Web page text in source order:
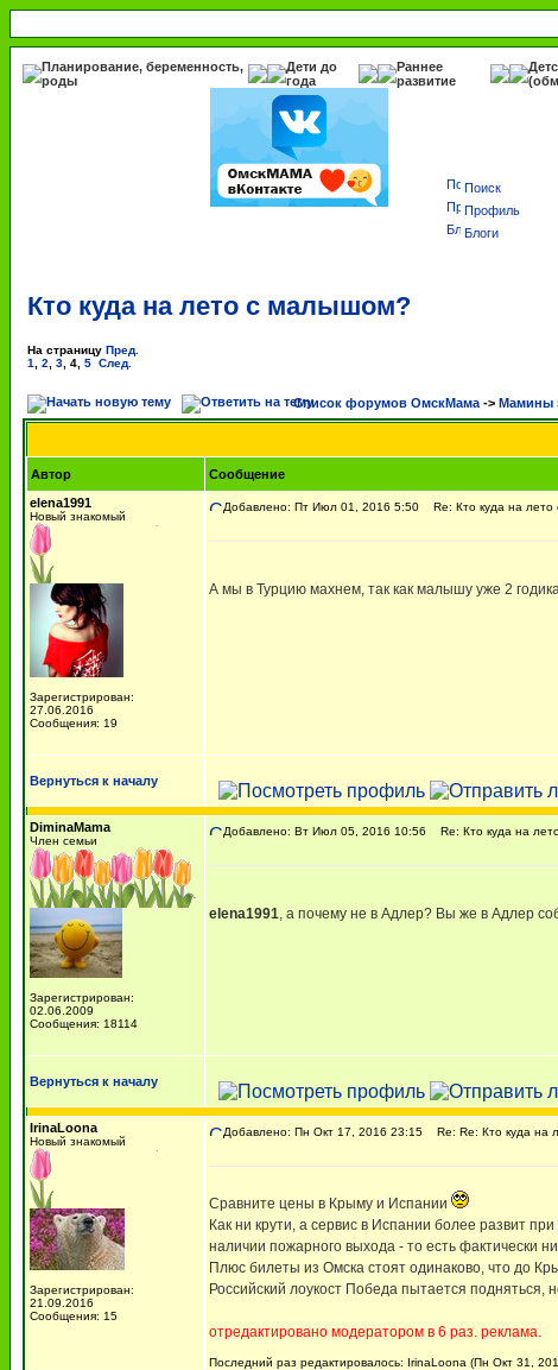
Планирование, беременность,
роды
Дети до
года
Раннее
развитие
Поиск
Профиль
Блоги
Кто куда на лето с малышом?
На страницу Пред.
1
2 3 4 5 След.
Список форумов ОмскМама -> Мамины
Автор
Сообщение
elena1991
Новый знакомый
Зарегистрирован:
27.06.2016
Сообщения: 19
Добавлено: Пт Июл 01, 2016 5:50 Re: Кто куда на
А мы в Турцию махнем, так как малышу уже 2
Вернуться к началу
DiminaMama
Член семьи
Зарегистрирован:
02.06.2009
Сообщения: 18114
Добавлено: Вт Июл 05, 2016 10:56 Re: Кто куда на
elena1991, а почему не в Адлер? Вы же в Адлер
Вернуться к началу
IrinaLoona
Новый знакомый
Зарегистрирован:
21.09.2016
Сообщения: 15
Добавлено: Пн Окт 17, 2016 23:15 Re: Re: Кто куда на
Сравните цены в Крыму и Испании
Как ни крути, а сервис в Испании более развит
наличии пожарного выхода - то есть фактически
Плюс билеты из Омска стоят одинаково, что до
Российский лоукост Победа пытается подняться,
отредактировано модератором в 6 раз. реклама.
Последний раз редактировалось: IrinaLoona (Пн Окт 31,